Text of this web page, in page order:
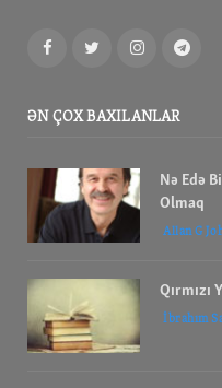
FacebookTwitterInstagram
ƏN ÇOX BAXILANLAR
Nə Edə
Olmaq
Allan G
Qırmızı
İbrahım